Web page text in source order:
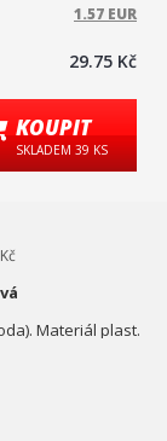
1.57 EUR
29.75 Kč
KOUPIT
SKLADEM 39 KS
Materiál plast.
velikost 13x11